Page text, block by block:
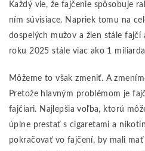
Každý vie, že fajčenie spôsobuje
ním súvisiace. Napriek tomu na
dospelých mužov a žien stále
roku 2025 stále viac ako 1
Môžeme to však zmeniť. A
Pretože hlavným problémom je
fajčiari. Najlepšia voľba, ktorú
úplne prestať s cigaretami a
pokračovať vo fajčení, by mali